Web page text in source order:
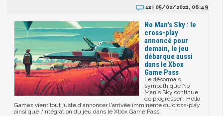
12 | 05/02/2021, 06:49
No Man's Sky : le
cross-play
annoncé pour
demain, le jeu
débarque aussi
dans le Xbox
Game Pass
Le désormais
sympathique No
Man's Sky continue
de progresser : Hello
Games vient tout juste d'annoncer l'arrivée imminente du cross-play
ainsi que l'intégration du jeu dans le Xbox Game Pass.